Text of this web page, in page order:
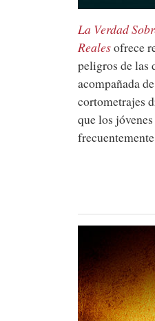
La Verdad
Realesofrece
peligros de las
acompañada de
cortometrajes
que los